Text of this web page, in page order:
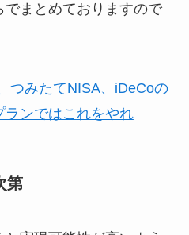
まとめておりますので
つみたてNISA、iDeCoの
ンではこれをやれ
第